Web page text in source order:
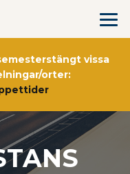
vissa
orter: